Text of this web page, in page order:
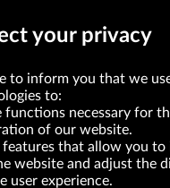
S.A. | 10 Pilotów Street | 31-462
Tax Identification Number: 675-000-03-
your privacy
to inform you that we
to:
functions necessary for
of our website.
that allow you to
website and adjust the
user experience.